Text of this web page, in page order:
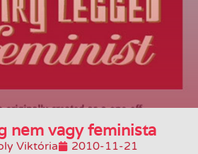
nem vagy feminista
Viktória
2010-11-21